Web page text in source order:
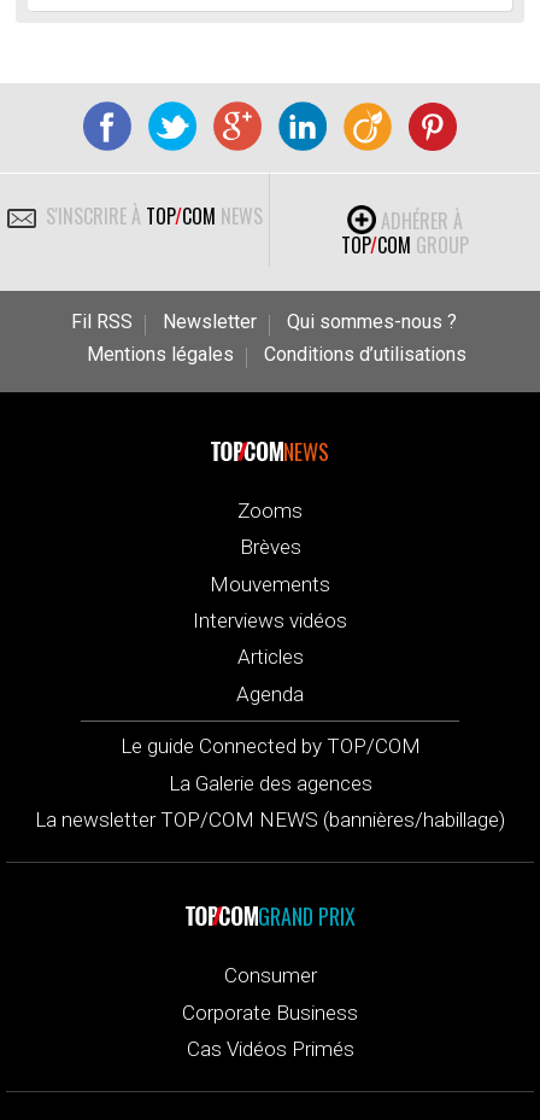
S'INSCRIRE À TOP/COM NEWS
ADHÉRER À
TOP/COM GROUP
Fil RSS Newsletter
Qui sommes-nous ?
Mentions légales
Conditions d’utilisations
NEWS
Zooms
Brèves
Mouvements
Interviews vidéos
Articles
Agenda
Le guide Connected by TOP/COM
La Galerie des agences
La newsletter TOP/COM NEWS (bannières/habillage)
GRAND PRIX
Consumer
Corporate Business
Cas Vidéos Primés